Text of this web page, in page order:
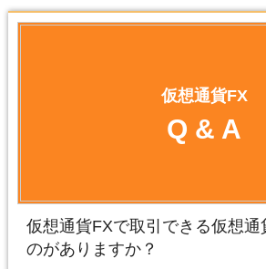
仮想通貨FX
Q & A
仮想通貨FXで取引できる仮想通
のがありますか？